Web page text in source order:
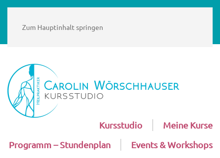
Zum Hauptinhalt springen
Kursstudio
Meine Kurse
Programm – Stundenplan
Events & Workshops